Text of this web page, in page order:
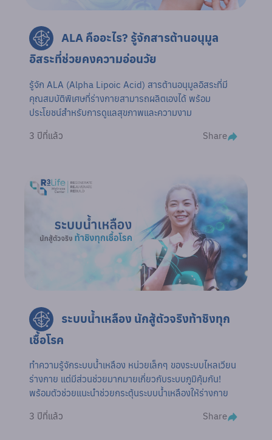
ALA คืออะไร? รู้จักสารต้านอนุมูล
อิสระที่ช่วยคงความอ่อนวัย
รู้จัก ALA (Alpha Lipoic Acid) สารต้านอนุมูลอิสระที่มี
คุณสมบัติพิเศษที่ร่างกายสามารถผลิตเองได้ พร้อม
ประโยชน์สำหรับการดูแลสุขภาพและความงาม
3 ปีที่แล้ว Share
ระบบน้ำเหลือง นักสู้ตัวจริงท้าชิงทุก
เชื้อโรค
ทำความรู้จักระบบน้ำเหลือง หน่วยเล็กๆ ของระบบไหลเวียน
ร่างกาย แต่มีส่วนช่วยมากมายเกี่ยวกับระบบภูมิคุ้มกัน!
พร้อมตัวช่วยแนะนำช่วยกระตุ้นระบบน้ำเหลืองให้ร่างกาย
3 ปีที่แล้ว Share